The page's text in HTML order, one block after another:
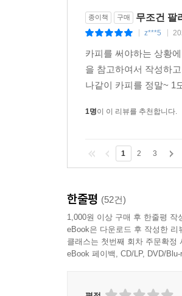
종이책 구매 무조건 팔
z***5
카피를 써야하는 상황
을 참고하여서 작성하
나같이 카피를 정말~ 1
1명이 이 리뷰를 추천합니다.
1 2 3
한줄평 (52건)
1,000원 이상 구매 후 한줄평 작
eBook은 다운로드 후 작성한
클래스는 첫번째 회차 주문확정
eBook 페이백, CD/LP, DVD/